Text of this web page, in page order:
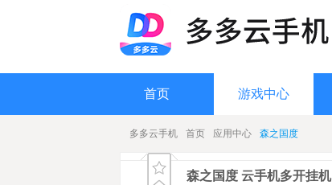
首页 游戏中心
多多云手机 首页 应用中心 森之国度
森之国度 云手机多开挂机